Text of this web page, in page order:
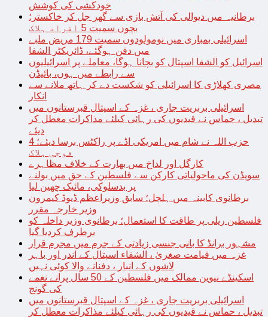
خودکشی کی کوشش
برطانیہ میں دیوالی کی آتش بازی سے گھر جل کر خاکستر؛
بچوں سمیت 5 افراد ہلاک
اسرائیلی بمباری میں نومولودوں سمیت 179 مریض ملبے
میں دفن ہوگئے، ڈائریکٹر الشفا
اسرائیل کو الشفا اسپتال کو بچانا ہوگا، معاملے پر اسرائیلیوں
سے رابطے میں ہوں، بائیڈن
مصری کھلاڑی کا اسرائیلی کو شکست دے کر ہاتھ ملانے سے
انکار
اسرائیلی بربریت جاری ، غزہ کے اسپتال قبرستانوں میں
تبدیل ، حماس نے قیدیوں کی رہائی کیلئے مذاکرات معطل کر
دیئے
حزب اللہ نے شام میں امریکی اڈے پر راکٹس برسا دیئے؛ 4
فوجی ہلاک
کارگل اور لداخ میں بھارت کے خلاف مظاہرے
سویڈن کی ماحولیاتی کارکن سے فلسطین کے حق میں بولنے
پر بدسلوکی، مائیک چھین لیا
برطانوی کابینہ میں ہلچل؛ سابق وزیراعظم ڈیوڈ کیمرون
وزیر خارجہ مقرر
فلسطین ریلی پر طاقت کا استعمال؛ برطانوی وزیر داخلہ کو
برطرف کردیا گیا
مشہور برانڈ کا بانی جنسی زیادتی کے جرم میں مجرم قرار
غزہ میں قیامت صغریٰ ، الشفاء اسپتال کے اندر اور باہر
لاشوں کے انبار ، دفنانے والا کوئی نہیں
اسکینڈے نیوین ممالک میں فلسطین کے 50 سال پرانے نغمے
کی گونج
اسرائیلی بربریت جاری ، غزہ کے اسپتال قبرستانوں میں
تبدیل ، حماس نے قیدیوں کی رہائی کیلئے مذاکرات معطل کر